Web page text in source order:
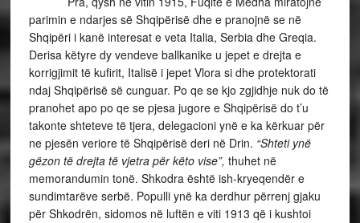
parimin e ndarjes së Shqipërisë dhe e pranojnë se në
Shqipëri i kanë interesat e veta Italia, Serbia dhe Greqia.
Derisa këtyre dy vendeve ballkanike u jepet e drejta e
korrigjimit të kufirit, Italisë i jepet Vlora si dhe protektorati
ndaj Shqipërisë së cunguar. Po qe se kjo zgjidhje nuk do të
pranohet apo po qe se pjesa jugore e Shqipërisë do t’u
takonte shteteve të tjera, delegacioni ynë e ka kërkuar për
ne pjesën veriore të Shqipërisë deri në Drin. “Shteti ynë
gëzon të drejta të vjetra për këto vise”, thuhet në
memorandumin tonë. Shkodra është ish-kryeqendër e
sundimtarëve serbë. Populli ynë ka derdhur përrenj gjaku
për Shkodrën, sidomos në luftën e viti 1913 që i kushtoi